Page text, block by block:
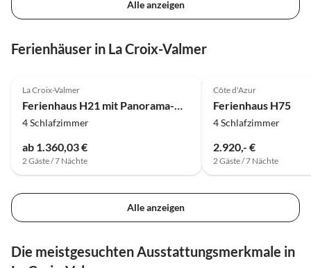
Alle anzeigen
Ferienhäuser in La Croix-Valmer
La Croix-Valmer
Ferienhaus H21 mit Panorama-Meerblick
4 Schlafzimmer
ab 1.360,03 €
2 Gäste / 7 Nächte
Côte d'Azur
Ferienhaus H75
4 Schlafzimmer
2.920,- €
2 Gäste / 7 Nächte
Alle anzeigen
Die meistgesuchten Ausstattungsmerkmale in